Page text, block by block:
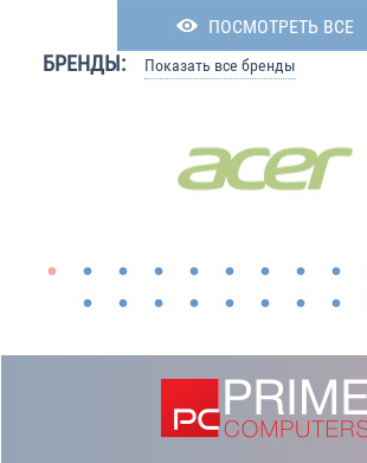
ПОСМОТРЕТЬ ВСЕ
БРЕНДЫ: Показать все бренды